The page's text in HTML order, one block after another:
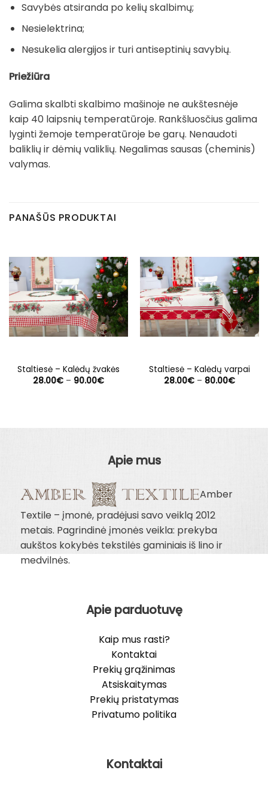
Savybės atsiranda po kelių skalbimų;
Nesielektrina;
Nesukelia alergijos ir turi antiseptinių savybių.
Priežiūra
Galima skalbti skalbimo mašinoje ne aukštesnėje
kaip 40 laipsnių temperatūroje. Rankšluosčius galima
lyginti žemoje temperatūroje be garų. Nenaudoti
baliklių ir dėmių valiklių. Negalimas sausas (cheminis)
valymas.
PANAŠŪS PRODUKTAI
Staltiesė – Kalėdų žvakės
28.00€ – 90.00€Price
Staltiesė – Kalėdų varpai
28.00€ – 80.00€Price
Apie mus
Amber
Textile – įmonė, pradėjusi savo veiklą 2012
metais. Pagrindinė įmonės veikla: prekyba
aukštos kokybės tekstilės gaminiais iš lino ir
medvilnės.
Apie parduotuvę
Kaip mus rasti?
Kontaktai
Prekių grąžinimas
Atsiskaitymas
Prekių pristatymas
Privatumo politika
Kontaktai